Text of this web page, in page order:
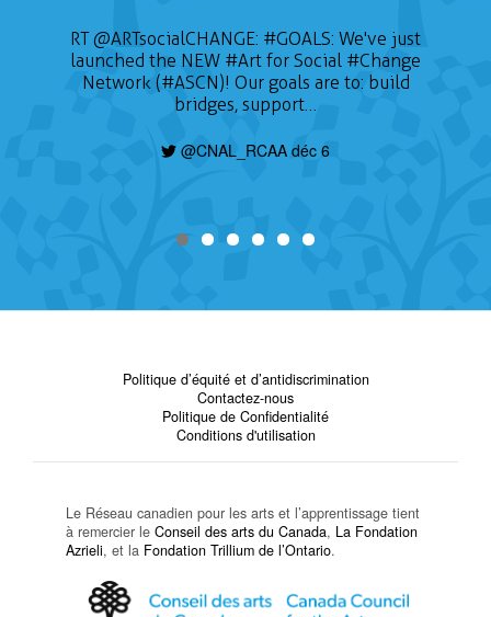
RT@ARTsocialCHANGE: #GOALS: We've just
launched the NEW #Art for Social #Change
Network (#ASCN)! Our goals are to: build
bridges, support…
@CNAL_RCAA déc 6
Politique d’équité et d’antidiscrimination
Contactez-nous
Politique de Confidentialité
Conditions d'utilisation
Le Réseau canadien pour les arts et l’apprentissage tient
à remercier le Conseil des arts du Canada, La Fondation
Azrieli, et la Fondation Trillium de l’Ontario.